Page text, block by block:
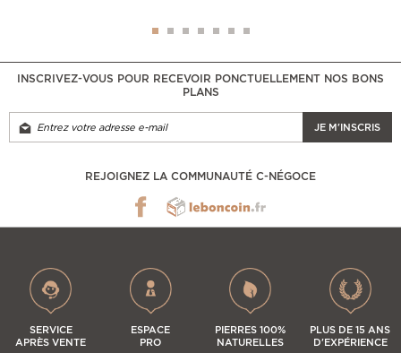
INSCRIVEZ-VOUS POUR RECEVOIR PONCTUELLEMENT NOS BONS
PLANS
JE M'INSCRIS
REJOIGNEZ LA COMMUNAUTÉ C-NÉGOCE
SERVICE
APRÈS VENTE
ESPACE
PRO
PIERRES 100%
NATURELLES
PLUS DE 15 ANS
D'EXPÉRIENCE